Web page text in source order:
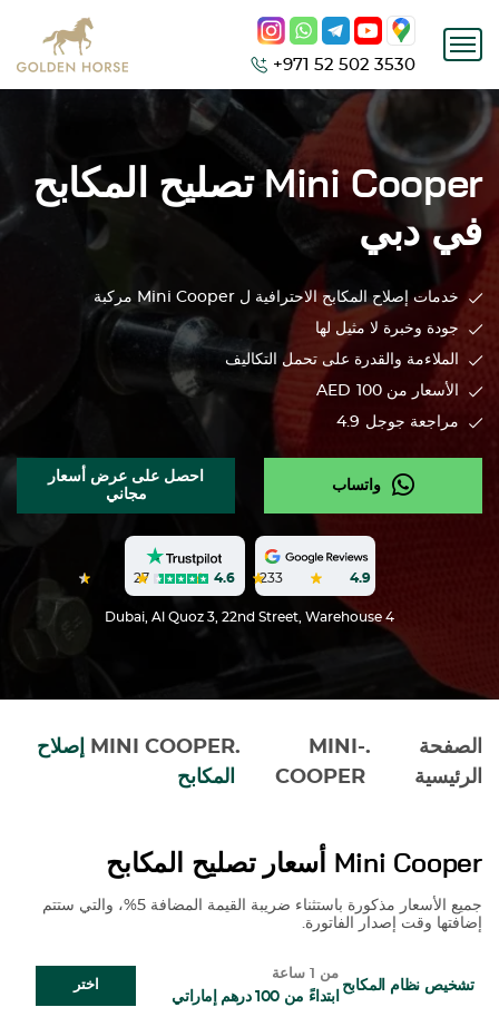
+971 52 502 3530
Mini Cooper تصليح المكابح
في دبي
خدمات إصلاح المكابح الاحترافية ل Mini Cooper مركبة
جودة وخبرة لا مثيل لها
الملاءمة والقدرة على تحمل التكاليف
الأسعار من 100
AED
مراجعة جوجل 4.9
واتساب
احصل على عرض أسعار
مجاني
4.9
233
4.6
27
Dubai, Al Quoz 3, 22nd Street, Warehouse 4
الصفحة
الرئيسية
.
MINI-
COOPER
.
MINI COOPER
إصلاح
المكابح
Mini Cooper أسعار تصليح المكابح
جميع الأسعار مذكورة باستثناء ضريبة القيمة المضافة 5%، والتي ستتم
إضافتها وقت إصدار الفاتورة.
تشخيص نظام المكابح
من 1 ساعة
ابتداءً من 100 درهم إماراتي
اختر